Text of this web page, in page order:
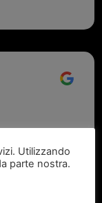
- UN
Utilizzando
parte nostra.